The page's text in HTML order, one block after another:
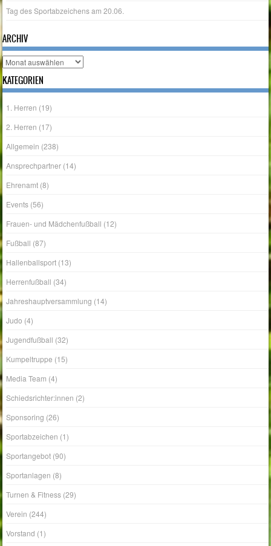
Tag des Sportabzeichens am 20.06.
ARCHIV
Archiv
KATEGORIEN
1. Herren (19)
2. Herren (17)
Allgemein (238)
Ansprechpartner (14)
Ehrenamt (8)
Events (56)
Frauen- und Mädchenfußball (12)
Fußball (87)
Hallenballsport (13)
Herrenfußball (34)
Jahreshauptversammlung (14)
Judo (4)
Jugendfußball (32)
Kumpeltruppe (15)
Media Team (4)
Schiedsrichter:innen (2)
Sponsoring (26)
Sportabzeichen (1)
Sportangebot (90)
Sportanlagen (8)
Turnen & Fitness (29)
Verein (244)
Vorstand (1)